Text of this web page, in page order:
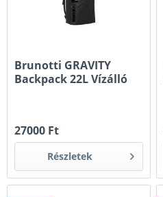
Brunotti GRAVITY
Backpack 22L Vízálló
27000 Ft
Részletek